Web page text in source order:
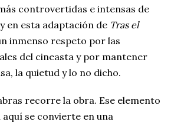
controvertidas e intensas de
en esta adaptación de Tras el
inmenso respeto por las
del cineasta y por mantener
la quietud y lo no dicho.
recorre la obra. Ese elemento
se convierte en una